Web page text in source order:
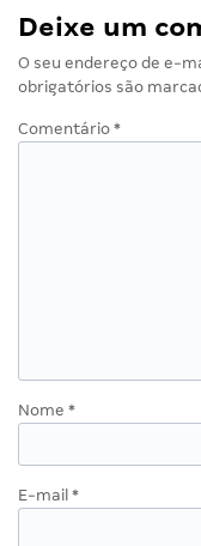
Deixe um
O seu endereço de e-
obrigatórios são
Comentário *
Nome *
E-mail *